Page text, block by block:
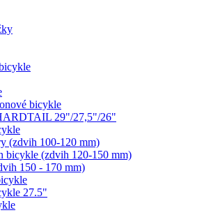
bicykle
29"/27,5"/26"
(zdvih 100-120 mm)
bicykle (zdvih 120-150 mm)
150 - 170 mm)
27.5"